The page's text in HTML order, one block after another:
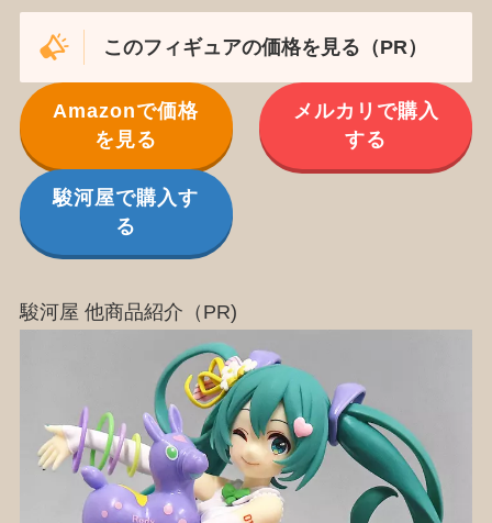
このフィギュアの価格を見る（PR）
Amazonで価格
を見る
メルカリで購入
する
駿河屋で購入す
る
駿河屋 他商品紹介（PR)